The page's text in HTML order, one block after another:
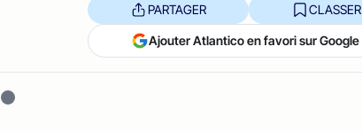
PARTAGER CLASSER
Ajouter Atlantico en favori sur Google